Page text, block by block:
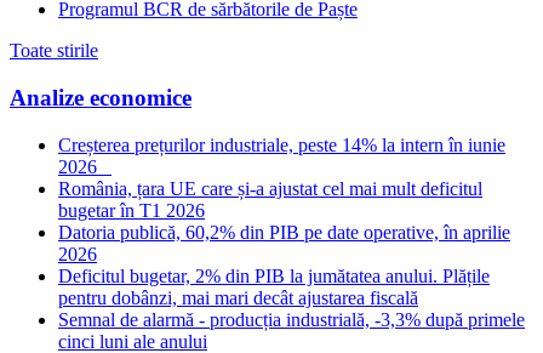
Programul BCR de sărbătorile de Paște
Toate stirile
Analize economice
Creșterea prețurilor industriale, peste 14% la intern în iunie
2026
România, țara UE care și-a ajustat cel mai mult deficitul
bugetar în T1 2026
Datoria publică, 60,2% din PIB pe date operative, în aprilie
2026
Deficitul bugetar, 2% din PIB la jumătatea anului. Plățile
pentru dobânzi, mai mari decât ajustarea fiscală
Semnal de alarmă - producția industrială, -3,3% după primele
cinci luni ale anului